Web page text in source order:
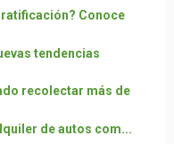
Conoce
tendencias
recolectar más de
de autos com...